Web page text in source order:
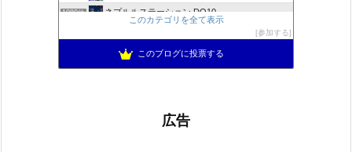
1080位 ネプルルステーション DQ10
アリアドネからのお便り『Aria de nouvelles』
ぽんこつゲーマーのひみつきち
このカテゴリを全て表示
参加する
このブログに投票する
広告